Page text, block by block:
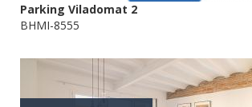
Parking Viladomat 2
BHMI-8555